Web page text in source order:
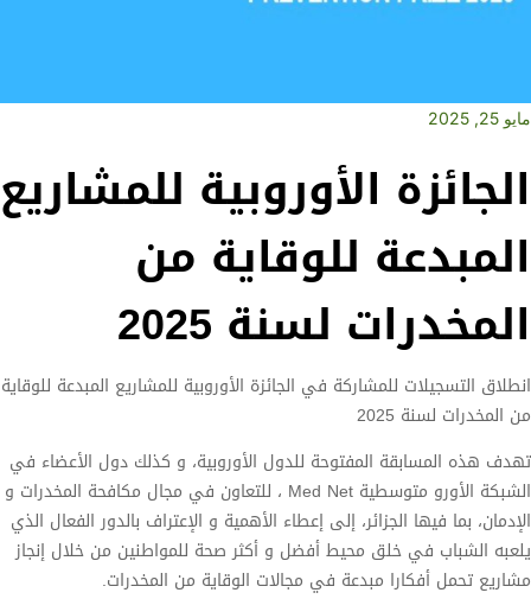
مايو 25, 2025
الجائزة الأوروبية للمشاريع
المبدعة للوقاية من
المخدرات لسنة 2025
انطلاق التسجيلات للمشاركة في الجائزة الأوروبية للمشاريع المبدعة للوقاية
من المخدرات لسنة 2025
تهدف هذه المسابقة المفتوحة للدول الأوروبية، و كذلك دول الأعضاء في
الشبكة الأورو متوسطية Med Net ، للتعاون في مجال مكافحة المخدرات و
الإدمان، بما فيها الجزائر، إلى إعطاء الأهمية و الإعتراف بالدور الفعال الذي
يلعبه الشباب في خلق محيط أفضل و أكثر صحة للمواطنين من خلال إنجاز
مشاريع تحمل أفكارا مبدعة في مجالات الوقاية من المخدرات.